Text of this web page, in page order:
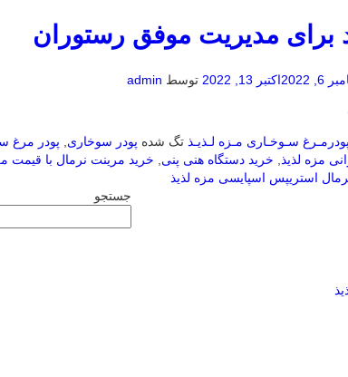
6, 2022 اکتبر 13, 2022 توسط admin
پودرمـرغ سـوخـاری مـزه لـذیـذ تگ شده پودر سوخاری پودر مرغ
مزه لذیذ
خرید دستگاه هنی پنی خرید مرینت نرمال با قیمت
استریپس اسپایسی مزه لذیذ
جستجو